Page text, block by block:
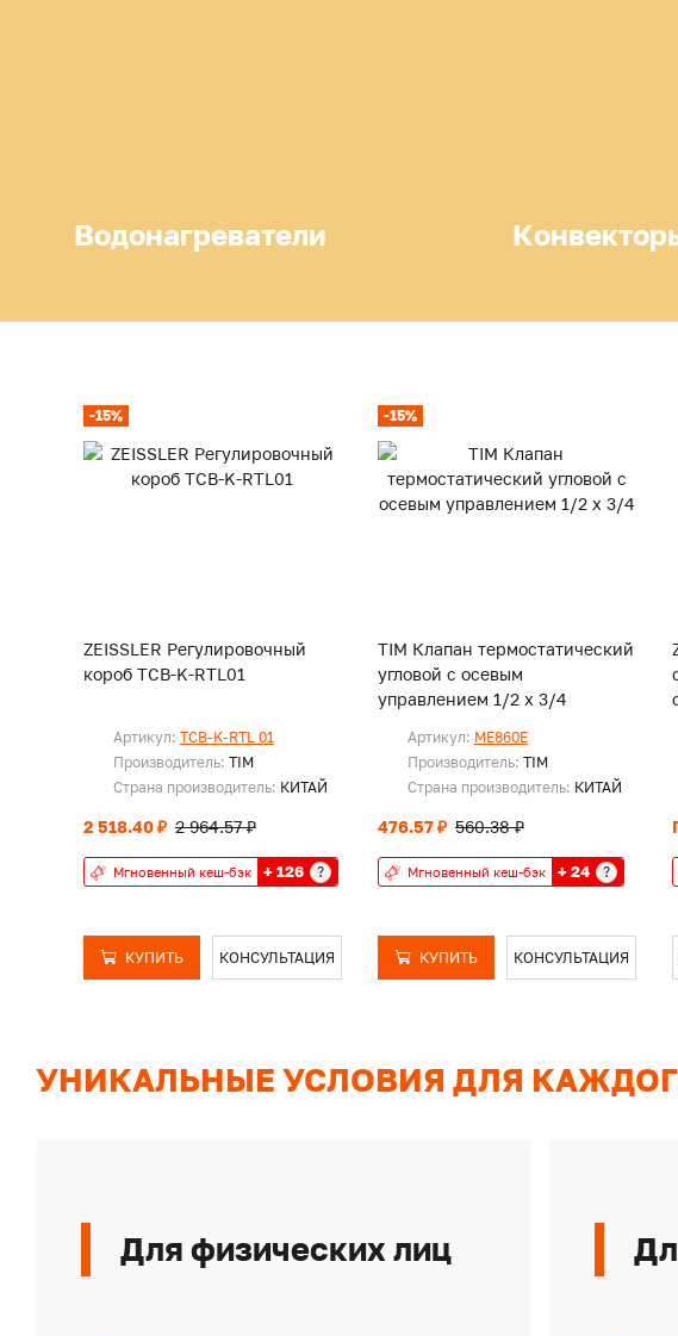
Водонагреватели
-15%
ZEISSLER Регулировочный
короб TCB-K-RTL01
Артикул: TCB-K-RTL 01
Производитель: TIM
Страна производитель: КИТАЙ
2 518.40 ₽ 2 964.57 ₽
Мгновенный кеш-бэк + 126 ?
КУПИТЬ КОНСУЛЬТАЦИЯ
-15%
TIM Клапан термостатический
угловой с осевым
управлением 1/2 х 3/4
Артикул: ME860E
Производитель: TIM
Страна производитель: КИТАЙ
476.57 ₽ 560.38 ₽
Мгновенный кеш-бэк + 24 ?
КУПИТЬ КОНСУЛЬТАЦИЯ
УНИКАЛЬНЫЕ УСЛОВИЯ ДЛЯ
Для физических лиц